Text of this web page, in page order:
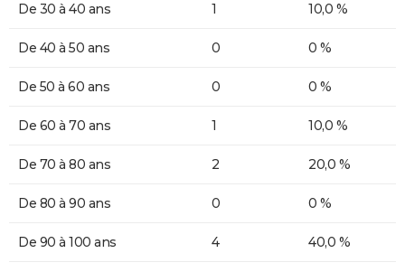
De 30 à 40 ans 1 10,0 %
De 40 à 50 ans 0 0 %
De 50 à 60 ans 0 0 %
De 60 à 70 ans 1 10,0 %
De 70 à 80 ans 2 20,0 %
De 80 à 90 ans 0 0 %
De 90 à 100 ans 4 40,0 %